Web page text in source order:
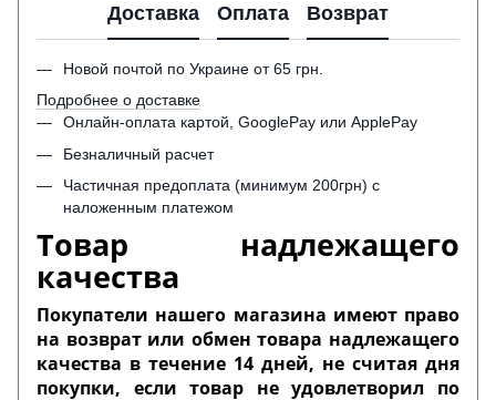
Доставка Оплата Возврат
Новой почтой по Украине от 65 грн.
Подробнее о доставке
Онлайн-оплата картой, GooglePay или ApplePay
Безналичный расчет
Частичная предоплата (минимум 200грн) с
наложенным платежом
Товар надлежащего
качества
Покупатели нашего магазина имеют право
на возврат или обмен товара надлежащего
качества в течение 14 дней, не считая дня
покупки, если товар не удовлетворил по